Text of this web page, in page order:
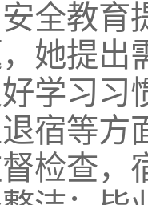
全教育
她提
学习习
宿等方
检查，